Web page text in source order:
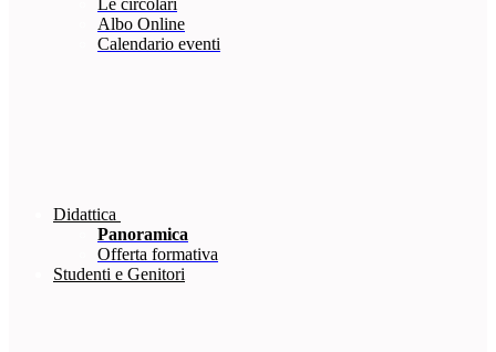
Le circolari
Albo Online
Calendario eventi
Didattica
Panoramica
Offerta formativa
Studenti e Genitori